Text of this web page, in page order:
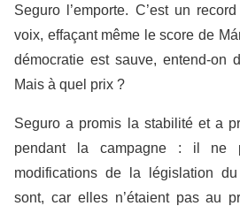
Seguro l’emporte. C’est un
voix, effaçant même le score de
démocratie est sauve, entend-on
Mais à quel prix ?
Seguro a promis la stabilité et a
pendant la campagne : il ne
modifications de la législation
sont, car elles n’étaient pas au